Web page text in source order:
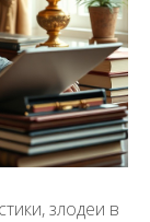
злодеи в